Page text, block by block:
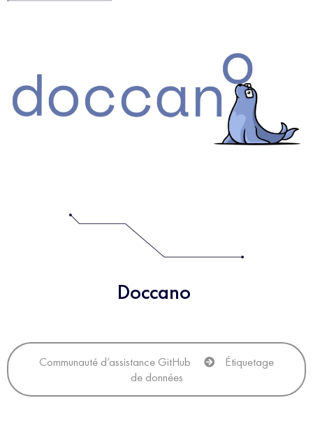
Doccano
Communauté d’assistance GitHub
Étiquetage
de données